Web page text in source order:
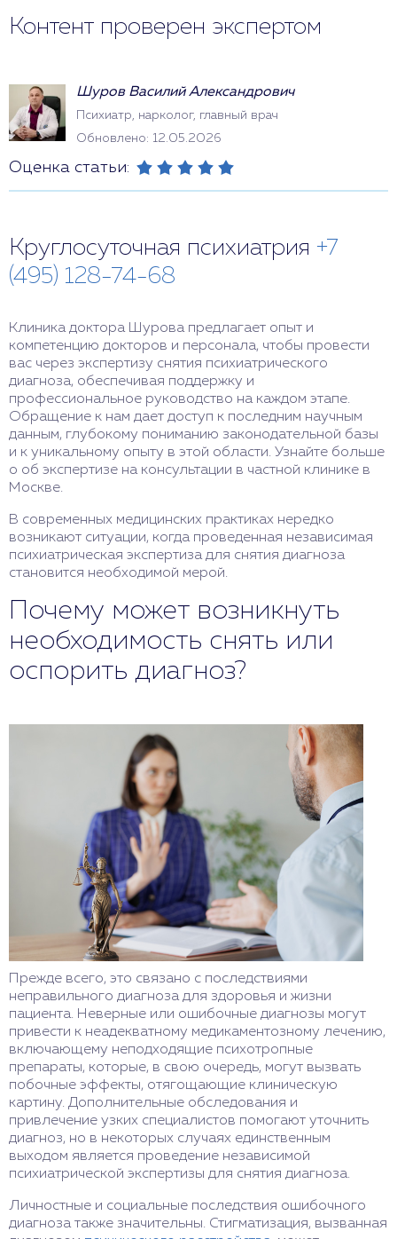
Контент проверен экспертом
Шуров Василий Александрович
Психиатр, нарколог, главный врач
Обновлено: 12.05.2026
Оценка статьи:
Круглосуточная психиатрия +7
(495) 128-74-68
Клиника доктора Шурова предлагает опыт и
компетенцию докторов и персонала, чтобы провести
вас через экспертизу снятия психиатрического
диагноза, обеспечивая поддержку и
профессиональное руководство на каждом этапе.
Обращение к нам дает доступ к последним научным
данным, глубокому пониманию законодательной базы
и к уникальному опыту в этой области. Узнайте больше
о об экспертизе на консультации в частной клинике в
Москве.
В современных медицинских практиках нередко
возникают ситуации, когда проведенная независимая
психиатрическая экспертиза для снятия диагноза
становится необходимой мерой.
Почему может возникнуть
необходимость снять или
оспорить диагноз?
Прежде всего, это связано с последствиями
неправильного диагноза для здоровья и жизни
пациента. Неверные или ошибочные диагнозы могут
привести к неадекватному медикаментозному лечению,
включающему неподходящие психотропные
препараты, которые, в свою очередь, могут вызвать
побочные эффекты, отягощающие клиническую
картину. Дополнительные обследования и
привлечение узких специалистов помогают уточнить
диагноз, но в некоторых случаях единственным
выходом является проведение независимой
психиатрической экспертизы для снятия диагноза.
Личностные и социальные последствия ошибочного
диагноза также значительны. Стигматизация, вызванная